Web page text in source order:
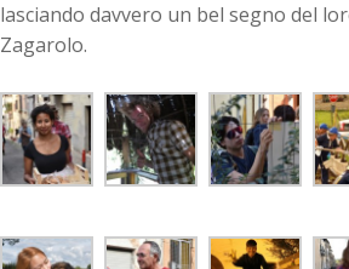
lasciando davvero un bel segno del
Zagarolo.